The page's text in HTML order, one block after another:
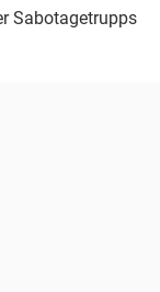
Sabotagetrupps